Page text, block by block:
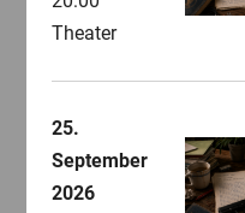
Theater
25.
September
2026